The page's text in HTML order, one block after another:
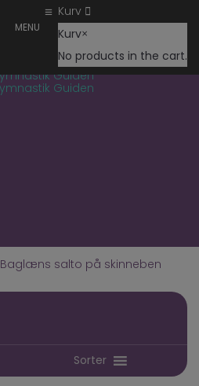
Kurv
Kurv×
No products in the cart.
MENU
Baglæns salto på skinneben
Sorter